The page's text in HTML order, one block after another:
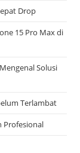
Drop
15 Pro Max di
Solusi
Terlambat
Profesional